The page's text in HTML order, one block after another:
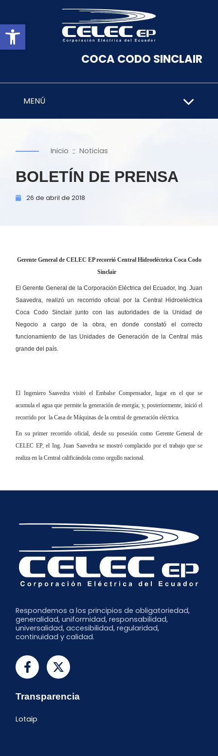
Abrir barra de herramientas
COCA CODO SINCLAIR
MENÚ
Inicio :: Noticias
BOLETÍN DE PRENSA
26 de abril de 2018
Gerente General de CELEC EP recorrió Central Hidroeléctrica Coca Codo
Sinclair
El Gerente General de la Corporación Eléctrica del Ecuador, Ing. Juan
Saavedra, realizó un recorrido oficial por la Central Hidroeléctrica
Coca Codo Sinclair junto con las autoridades de la Unidad de
Negocio a cargo de la obra, en donde constató el correcto
funcionamiento de las Unidades de Generación de la Central más
grande del país.
El Ingeniero Saavedra visitó el Embalse Compensador, lugar en el que se
acumula el agua que permite la generación de energía; y, posteriormente, inició el
recorrido por la Casa de Máquinas de la central de generación eléctrica.
En su primer recorrido oficial, desde su posesión como Gerente General de
CELEC EP, el Ing. Juan Saavedra se mostró complacido por el trabajo que se
realiza en la Central calificándola como orgullo nacional.
Respondemos a los principios de obligatoriedad,
generalidad, uniformidad, responsabilidad,
universalidad, accesibilidad, regularidad,
continuidad y calidad.
Transparencia
Lotaip